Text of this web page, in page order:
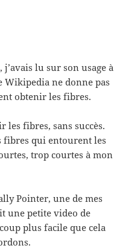
j’avais lu sur son usage à
Wikipedia ne donne pas
obtenir les fibres.
les fibres, sans succès.
fibres qui entourent les
trop courtes à mon
Pointer, une de mes
une petite video de
plus facile que cela